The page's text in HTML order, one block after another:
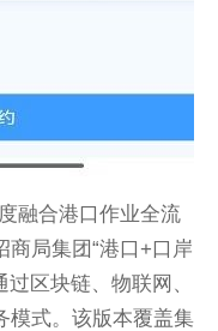
融合港口作业全流
局集团“港口+口岸
区块链、物联网、
模式。该版本覆盖集